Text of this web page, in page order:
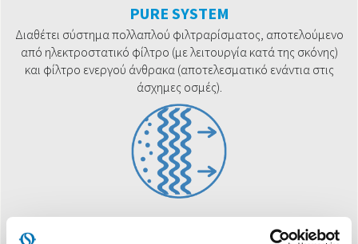
PURE SYSTEM
Διαθέτει σύστημα πολλαπλού φιλτραρίσματος, αποτελούμενο
από ηλεκτροστατικό φίλτρο (με λειτουργία κατά της σκόνης)
και φίλτρο ενεργού άνθρακα (αποτελεσματικό ενάντια στις
άσχημες οσμές).